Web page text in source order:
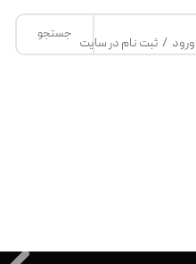
جستجو
ورود / ثبت نام در سایت